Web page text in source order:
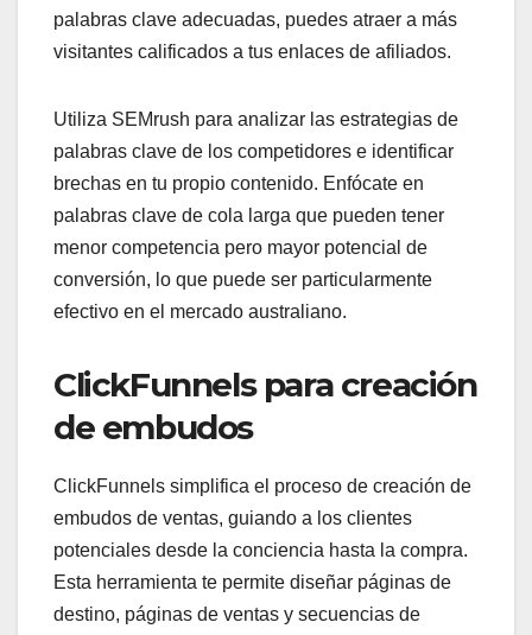
palabras clave adecuadas, puedes atraer a más
visitantes calificados a tus enlaces de afiliados.
Utiliza SEMrush para analizar las estrategias de
palabras clave de los competidores e identificar
brechas en tu propio contenido. Enfócate en
palabras clave de cola larga que pueden tener
menor competencia pero mayor potencial de
conversión, lo que puede ser particularmente
efectivo en el mercado australiano.
ClickFunnels para creación
de embudos
ClickFunnels simplifica el proceso de creación de
embudos de ventas, guiando a los clientes
potenciales desde la conciencia hasta la compra.
Esta herramienta te permite diseñar páginas de
destino, páginas de ventas y secuencias de